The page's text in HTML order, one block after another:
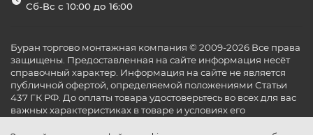
Сб-Вс с 10:00 до 16:00
Буран торгово монтажная компания © 2009-2026 Все права
защищены. Предоставленная на сайте информация несёт
справочный характер. Информация на сайте не является
публичной офертой, определяемой положениями Статьи
437 ГК РФ. До оплаты товара удостоверьтесь во всех для вас
важных характеристиках в товаре и условиях его